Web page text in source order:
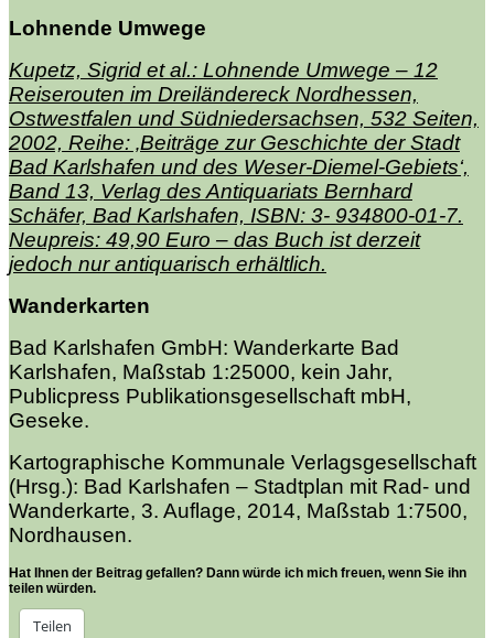
Lohnende Umwege
Kupetz, Sigrid et al.: Lohnende Umwege – 12
Reiserouten im Dreiländereck Nordhessen,
Ostwestfalen und Südniedersachsen, 532 Seiten,
2002, Reihe: ‚Beiträge zur Geschichte der Stadt
Bad Karlshafen und des Weser-Diemel-Gebiets‘,
Band 13, Verlag des Antiquariats Bernhard
Schäfer, Bad Karlshafen, ISBN: 3- 934800-01-7.
Neupreis: 49,90 Euro – das Buch ist derzeit
jedoch nur antiquarisch erhältlich.
Wanderkarten
Bad Karlshafen GmbH: Wanderkarte Bad
Karlshafen, Maßstab 1:25000, kein Jahr,
Publicpress Publikationsgesellschaft mbH,
Geseke.
Kartographische Kommunale Verlagsgesellschaft
(Hrsg.): Bad Karlshafen – Stadtplan mit Rad- und
Wanderkarte, 3. Auflage, 2014, Maßstab 1:7500,
Nordhausen.
Hat Ihnen der Beitrag gefallen? Dann würde ich mich freuen, wenn Sie ihn
teilen würden.
Teilen